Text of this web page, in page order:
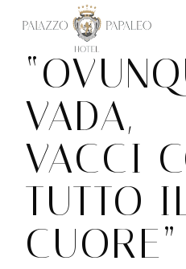
VADA,
VACCI
TUTTO
CUORE”